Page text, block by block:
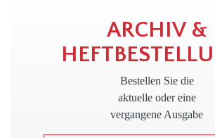
ARCHIV &
Bestellen Sie die
aktuelle oder eine
vergangene Ausgabe